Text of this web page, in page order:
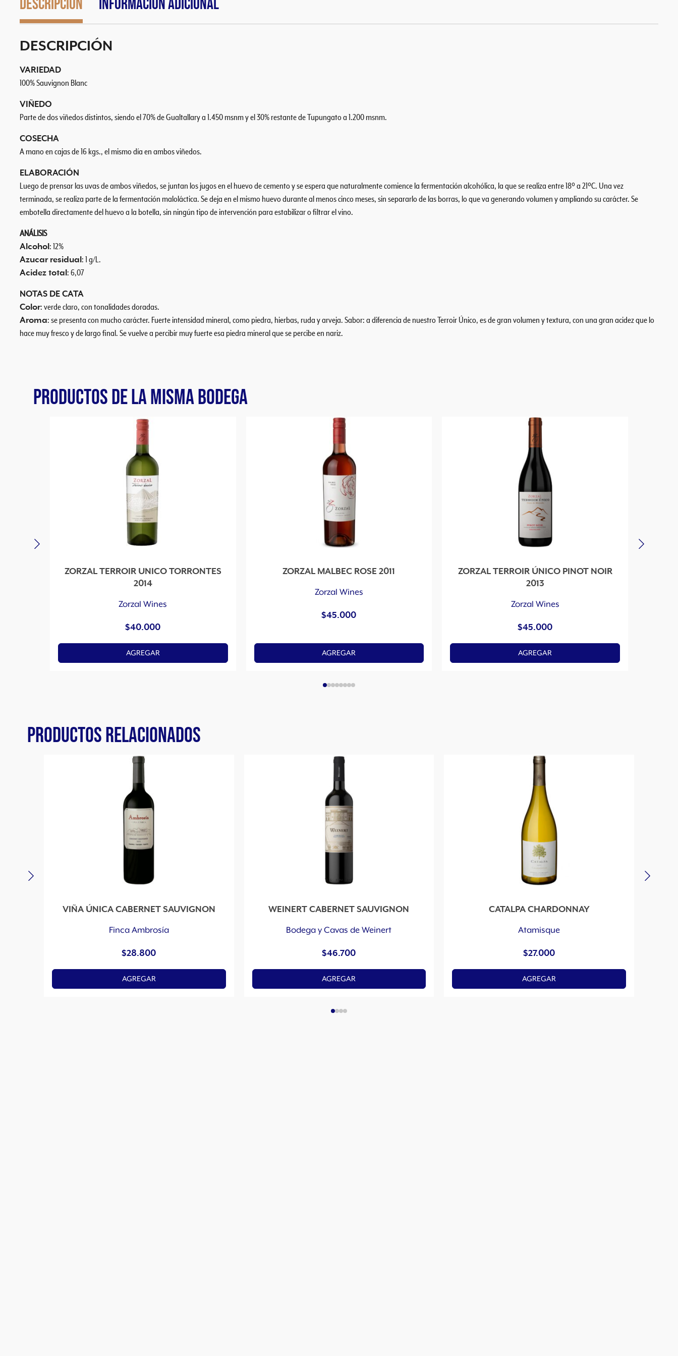
0
d
Descripción Información adicional
DESCRIPCIÓN
VARIEDAD
100% Sauvignon Blanc
VIÑEDO
Parte de dos viñedos distintos, siendo el 70% de Gualtallary a 1.450 msnm y el 30% restante de Tupungato a 1.200 msnm.
COSECHA
A mano en cajas de 16 kgs., el mismo día en ambos viñedos.
ELABORACIÓN
Luego de prensar las uvas de ambos viñedos, se juntan los jugos en el huevo de cemento y se espera que naturalmente comience la fermentación alcohólica, la que se realiza entre 18º a 21ºC. Una vez
terminada, se realiza parte de la fermentación maloláctica. Se deja en el mismo huevo durante al menos cinco meses, sin separarlo de las borras, lo que va generando volumen y ampliando su carácter. Se
embotella directamente del huevo a la botella, sin ningún tipo de intervención para estabilizar o filtrar el vino.
ANÁLISIS
Alcohol : 12%
Azucar residual : 1 g/L.
Acidez total : 6,07
NOTAS DE CATA
Color: verde claro, con tonalidades doradas.
Aroma: se presenta con mucho carácter. Fuerte intensidad mineral, como piedra, hierbas, ruda y arveja. Sabor: a diferencia de nuestro Terroir Único, es de gran volumen y textura, con una gran acidez que lo
hace muy fresco y de largo final. Se vuelve a percibir muy fuerte esa piedra mineral que se percibe en nariz.
PRODUCTOS DE LA MISMA BODEGA
ZORZAL TERROIR UNICO TORRONTES
2014
Zorzal Wines
$40.000
AGREGAR
ZORZAL MALBEC ROSE 2011
Zorzal Wines
$45.000
AGREGAR
ZORZAL TERROIR ÚNICO PINOT NOIR
2013
Zorzal Wines
$45.000
AGREGAR
PRODUCTOS RELACIONADOS
VIÑA ÚNICA CABERNET SAUVIGNON
Finca Ambrosía
$28.800
AGREGAR
WEINERT CABERNET SAUVIGNON
Bodega y Cavas de Weinert
$46.700
AGREGAR
CATALPA CHARDONNAY
Atamisque
$27.000
AGREGAR